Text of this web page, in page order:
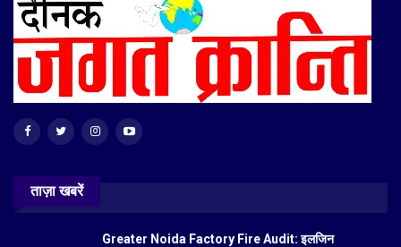
ताज़ा खबरें
Greater Noida Factory Fire Audit: इलजिन